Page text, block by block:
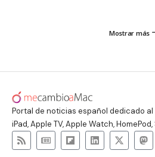
Mostrar más
Portal de noticias español dedicado al
iPad, Apple TV, Apple Watch,